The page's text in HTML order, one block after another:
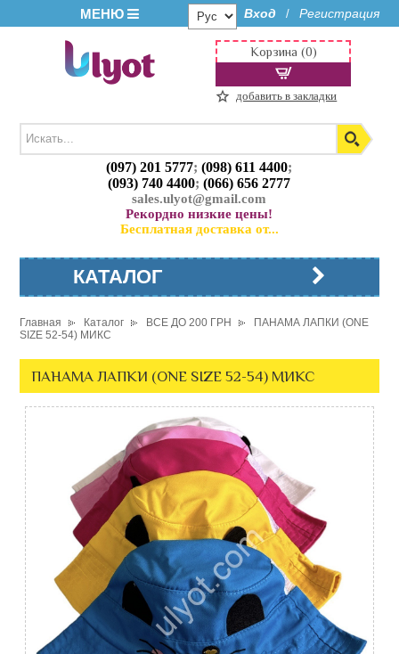
МЕНЮ Вход / Регистрация
(097) 201 5777;(098) 611 4400;
(093) 740 4400;(066) 656 2777
sales.ulyot@gmail.com
Рекордно низкие цены!
Бесплатная доставка от...
Корзина (0)
добавить в закладки
КАТАЛОГ
Главная Каталог ВСЕ ДО 200 ГРН
ПАНАМА ЛАПКИ (ONE
SIZE 52-54) МИКС
ПАНАМА ЛАПКИ (ONE SIZE 52-54) МИКС